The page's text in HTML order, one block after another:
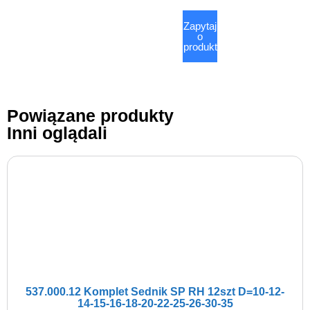
Zapytaj
o
produkt
Powiązane produkty
Inni oglądali
537.000.12 Komplet Sednik SP RH 12szt D=10-12-
14-15-16-18-20-22-25-26-30-35